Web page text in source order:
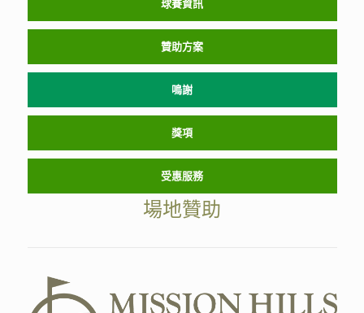
球賽資訊
贊助方案
鳴謝
獎項
受惠服務
場地贊助